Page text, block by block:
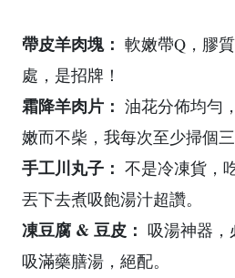
帶皮羊肉塊： 軟嫩帶Q，膠
處，是招牌！
霜降羊肉片： 油花分佈均勻
嫩而不柴，我每次至少掃個三
手工川丸子： 不是冷凍貨，
丟下去煮吸飽湯汁超讚。
凍豆腐 & 豆皮： 吸湯神器，
吸滿藥膳湯，絕配。